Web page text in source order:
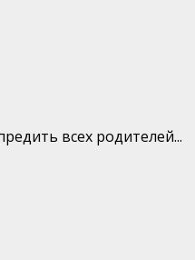
всех родителей...